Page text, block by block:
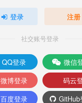
登录 注册
社交账号登录
QQ登录
微信
微博登录
码云
百度登录
GitHub